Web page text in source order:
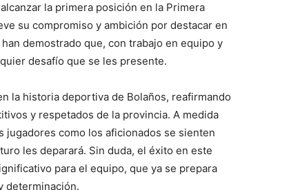
la primera posición en la Primera
su compromiso y ambición por destacar en
demostrado que, con trabajo en equipo y
desafío que se les presente.
la historia deportiva de Bolaños, reafirmando
y respetados de la provincia. A medida
jugadores como los aficionados se sienten
les deparará. Sin duda, el éxito en este
para el equipo, que ya se prepara
determinación.